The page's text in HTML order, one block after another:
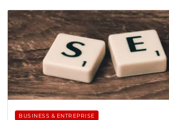
BUSINESS & ENTREPRISE